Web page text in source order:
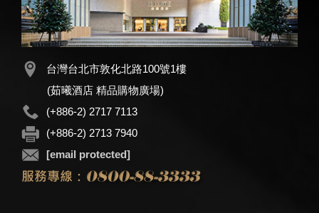
台灣台北市敦化北路100號1樓
(茹曦酒店 精品購物廣場)
(+886-2) 2717 7113
(+886-2) 2713 7940
[email protected]